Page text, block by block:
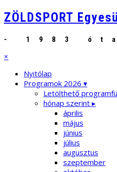
ZÖLDSPORT
- 1983
×
Nyitólap
Programok 2026 ▾
Letölthető
hónap szerint ▸
április
május
június
július
augusztus
szeptember